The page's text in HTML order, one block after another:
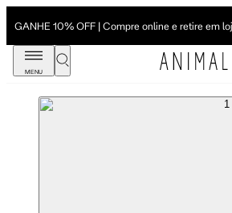
GANHE 10% OFF | Compre online e retire em
MENU